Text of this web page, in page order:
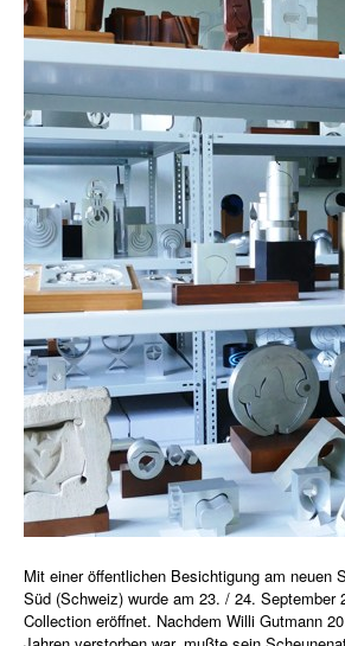
Mit einer öffentlichen Besichtigung am neuen
Süd (Schweiz) wurde am 23. / 24. September
Collection eröffnet. Nachdem Willi Gutmann